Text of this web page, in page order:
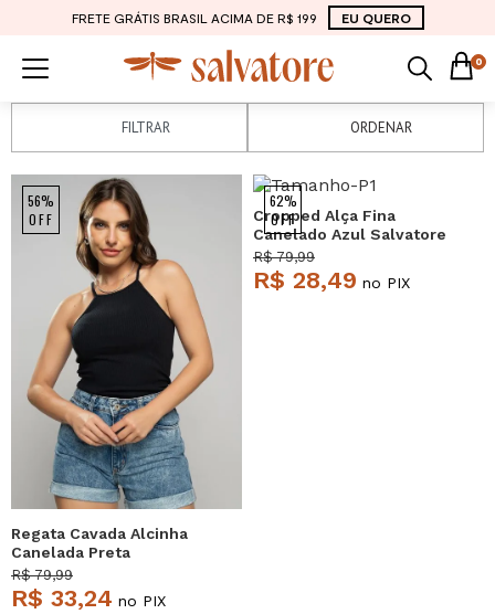
FRETE GRÁTIS BRASIL ACIMA DE R$ 199 EU QUERO
0
FILTRAR ORDENAR
56%
OFF
Regata Cavada Alcinha
Canelada Preta
Salvatore
R$ 79,99
R$ 33,24 no PIX
62%
OFF
Cropped Alça Fina
Canelado Azul Salvatore
R$ 79,99
R$ 28,49 no PIX